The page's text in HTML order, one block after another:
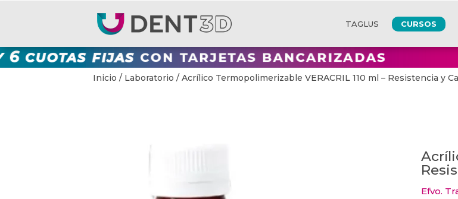
TAGLUS CURSOS
Inicio / Laboratorio / Acrílico Termopolimerizable VERACRIL 110 ml – Resistencia y
Efvo.